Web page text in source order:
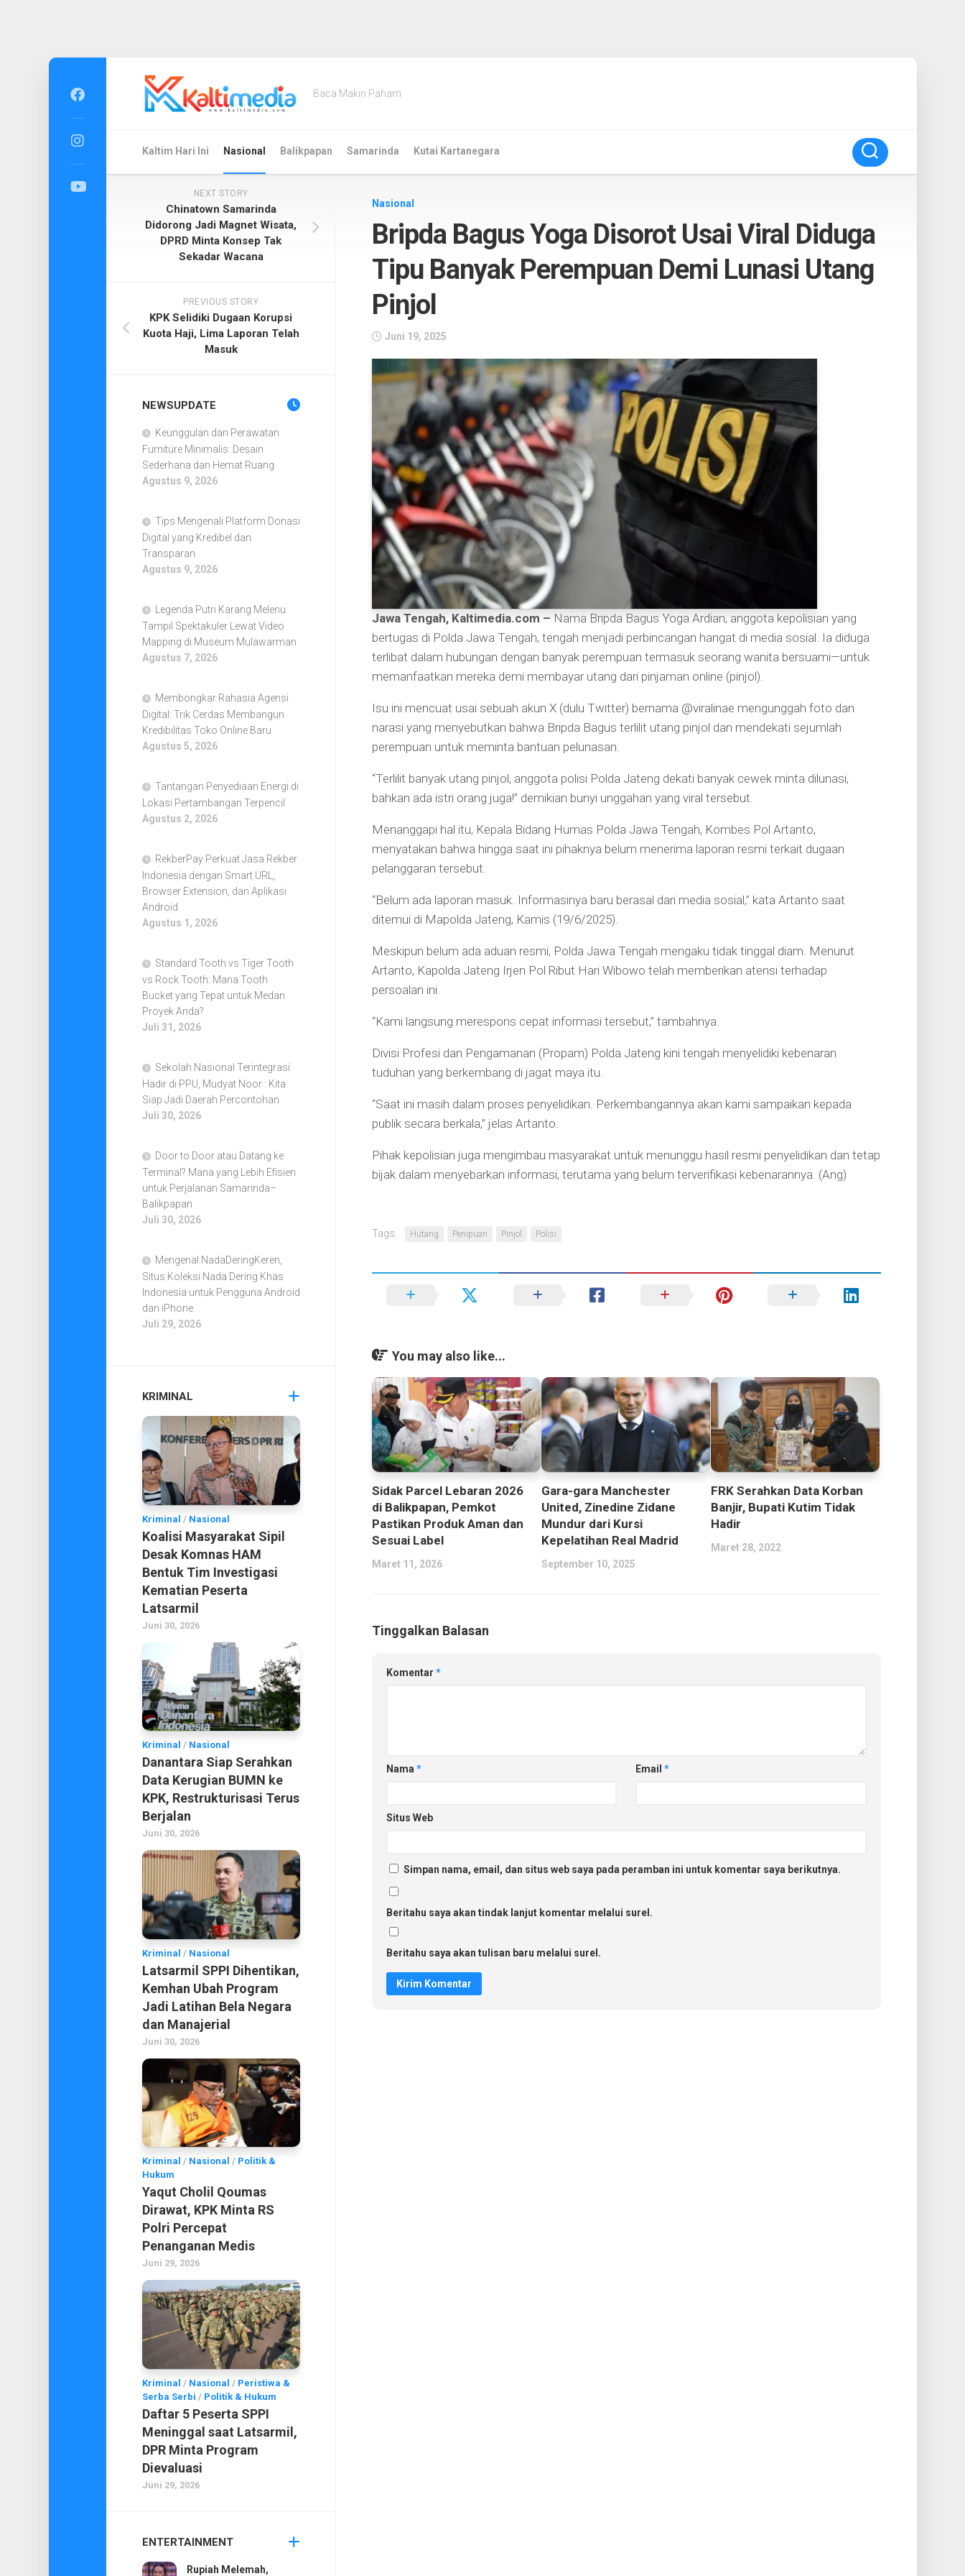
Baca Makin Paham
Kaltim Hari Ini Nasional Balikpapan Samarinda Kutai Kartanegara
Nasional
Bripda Bagus Yoga Disorot Usai Viral Diduga
Tipu Banyak Perempuan Demi Lunasi Utang
Pinjol
Juni 19, 2025
Jawa Tengah, Kaltimedia.com – Nama Bripda Bagus Yoga Ardian, anggota kepolisian yang
bertugas di Polda Jawa Tengah, tengah menjadi perbincangan hangat di media sosial. Ia diduga
terlibat dalam hubungan dengan banyak perempuan termasuk seorang wanita bersuami—untuk
memanfaatkan mereka demi membayar utang dari pinjaman online (pinjol).
Isu ini mencuat usai sebuah akun X (dulu Twitter) bernama @viralinae mengunggah foto dan
narasi yang menyebutkan bahwa Bripda Bagus terlilit utang pinjol dan mendekati sejumlah
perempuan untuk meminta bantuan pelunasan.
“Terlilit banyak utang pinjol, anggota polisi Polda Jateng dekati banyak cewek minta dilunasi,
bahkan ada istri orang juga!” demikian bunyi unggahan yang viral tersebut.
Menanggapi hal itu, Kepala Bidang Humas Polda Jawa Tengah, Kombes Pol Artanto,
menyatakan bahwa hingga saat ini pihaknya belum menerima laporan resmi terkait dugaan
pelanggaran tersebut.
“Belum ada laporan masuk. Informasinya baru berasal dari media sosial,” kata Artanto saat
ditemui di Mapolda Jateng, Kamis (19/6/2025).
Meskipun belum ada aduan resmi, Polda Jawa Tengah mengaku tidak tinggal diam. Menurut
Artanto, Kapolda Jateng Irjen Pol Ribut Hari Wibowo telah memberikan atensi terhadap
persoalan ini.
“Kami langsung merespons cepat informasi tersebut,” tambahnya.
Divisi Profesi dan Pengamanan (Propam) Polda Jateng kini tengah menyelidiki kebenaran
tuduhan yang berkembang di jagat maya itu.
“Saat ini masih dalam proses penyelidikan. Perkembangannya akan kami sampaikan kepada
publik secara berkala,” jelas Artanto.
Pihak kepolisian juga mengimbau masyarakat untuk menunggu hasil resmi penyelidikan dan tetap
bijak dalam menyebarkan informasi, terutama yang belum terverifikasi kebenarannya. (Ang)
Tags: Hutang Penipuan Pinjol Polisi
You may also like...
Sidak Parcel Lebaran 2026
di Balikpapan, Pemkot
Pastikan Produk Aman dan
Sesuai Label
Maret 11, 2026
Gara-gara Manchester
United, Zinedine Zidane
Mundur dari Kursi
Kepelatihan Real Madrid
September 10, 2025
FRK Serahkan Data Korban
Banjir, Bupati Kutim Tidak
Hadir
Maret 28, 2022
Tinggalkan Balasan
Komentar *
Nama * Email*
Situs Web
Simpan nama, email, dan situs web saya pada peramban ini untuk komentar saya berikutnya.
Beritahu saya akan tindak lanjut komentar melalui surel.
Beritahu saya akan tulisan baru melalui surel.
NEXT STORY
Chinatown Samarinda
Didorong Jadi Magnet Wisata,
DPRD Minta Konsep Tak
Sekadar Wacana
PREVIOUS STORY
KPK Selidiki Dugaan Korupsi
Kuota Haji, Lima Laporan Telah
Masuk
NEWSUPDATE
Keunggulan dan Perawatan
Furniture Minimalis: Desain
Sederhana dan Hemat Ruang
Agustus 9, 2026
Tips Mengenali Platform Donasi
Digital yang Kredibel dan
Transparan
Agustus 9, 2026
Legenda Putri Karang Melenu
Tampil Spektakuler Lewat Video
Mapping di Museum Mulawarman
Agustus 7, 2026
Membongkar Rahasia Agensi
Digital: Trik Cerdas Membangun
Kredibilitas Toko Online Baru
Agustus 5, 2026
Tantangan Penyediaan Energi di
Lokasi Pertambangan Terpencil
Agustus 2, 2026
RekberPay Perkuat Jasa Rekber
Indonesia dengan Smart URL,
Browser Extension, dan Aplikasi
Android
Agustus 1, 2026
Standard Tooth vs Tiger Tooth
vs Rock Tooth: Mana Tooth
Bucket yang Tepat untuk Medan
Proyek Anda?
Juli 31, 2026
Sekolah Nasional Terintegrasi
Hadir di PPU, Mudyat Noor : Kita
Siap Jadi Daerah Percontohan
Juli 30, 2026
Door to Door atau Datang ke
Terminal? Mana yang Lebih Efisien
untuk Perjalanan Samarinda–
Balikpapan
Juli 30, 2026
Mengenal NadaDeringKeren,
Situs Koleksi Nada Dering Khas
Indonesia untuk Pengguna Android
dan iPhone
Juli 29, 2026
KRIMINAL
Kriminal / Nasional
Koalisi Masyarakat Sipil
Desak Komnas HAM
Bentuk Tim Investigasi
Kematian Peserta
Latsarmil
Juni 30, 2026
Kriminal / Nasional
Danantara Siap Serahkan
Data Kerugian BUMN ke
KPK, Restrukturisasi Terus
Berjalan
Juni 30, 2026
Kriminal / Nasional
Latsarmil SPPI Dihentikan,
Kemhan Ubah Program
Jadi Latihan Bela Negara
dan Manajerial
Juni 30, 2026
Kriminal / Nasional / Politik &
Hukum
Yaqut Cholil Qoumas
Dirawat, KPK Minta RS
Polri Percepat
Penanganan Medis
Juni 29, 2026
Kriminal / Nasional / Peristiwa &
Serba Serbi / Politik & Hukum
Daftar 5 Peserta SPPI
Meninggal saat Latsarmil,
DPR Minta Program
Dievaluasi
Juni 29, 2026
ENTERTAINMENT
Rupiah Melemah,